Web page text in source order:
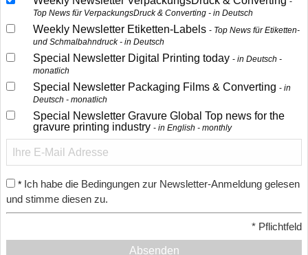
Top News für VerpackungsDruck & Converting - in Deutsch
Weekly Newsletter Etiketten-Labels
Top News für Etiketten-
und Schmalbahndruck - in Deutsch
Special Newsletter Digital Printing today
in Deutsch -
monatlich
Special Newsletter Packaging Films & Converting
in
Deutsch - monatlich
Special Newsletter Gravure Global Top news for the
gravure printing industry
in English - monthly
* Ich habe die Bedingungen zur Newsletter-Anmeldung gelesen
und stimme diesen zu.
* Pflichtfeld
Absenden